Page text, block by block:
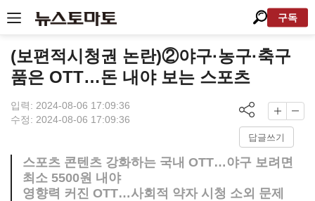
구독
(보편적시청권 논란)②야구·농구·축구
품은 OTT…돈 내야 보는 스포츠
입력: 2024-08-06 17:09:36
수정: 2024-08-06 17:09:36
답글쓰기
스포츠 콘텐츠 강화하는 국내 OTT…야구 보려면
최소 5500원 내야
영향력 커진 OTT…사회적 약자 시청 소외 문제